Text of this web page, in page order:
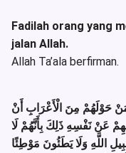
Fadilah orang yang
jalan Allah.
Allah Ta’ala berfirman.
حَوْلَهُمْ مِنَ الْأَعْرَابِ أَنْ
عَنْ نَفْسِهِ ذَلِكَ بِأَنَّهُمْ لَا
اللَّهِ وَلَا يَطَئُونَ مَوْطِئًا